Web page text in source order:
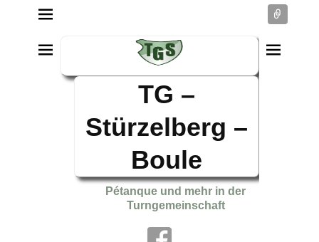
TG –
Stürzelberg –
Boule
Pétanque und mehr in der
Turngemeinschaft